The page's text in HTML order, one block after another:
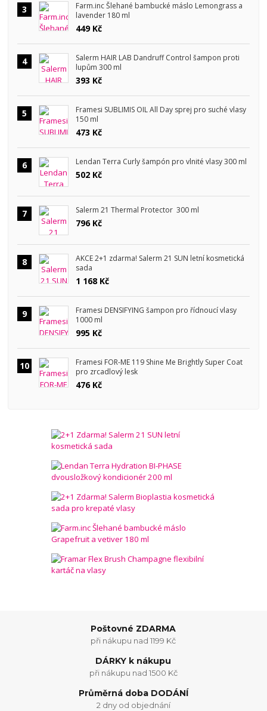
3
Farm.inc Šlehané bambucké máslo Lemongrass a
lavender 180 ml
449 Kč
4
Salerm HAIR LAB Dandruff Control šampon proti
lupům 300 ml
393 Kč
5
Framesi SUBLIMIS OIL All Day sprej pro suché vlasy
150 ml
473 Kč
6 Lendan Terra Curly šampón pro vlnité vlasy 300 ml
502 Kč
7 Salerm 21 Thermal Protector 300 ml
796 Kč
8
AKCE 2+1 zdarma! Salerm 21 SUN letní kosmetická
sada
1 168 Kč
9
Framesi DENSIFYING šampon pro řídnoucí vlasy
1000 ml
995 Kč
10
Framesi FOR-ME 119 Shine Me Brightly Super Coat
pro zrcadlový lesk
476 Kč
Poštovné ZDARMA
při nákupu nad 1199 Kč
DÁRKY k nákupu
při nákupu nad 1500 Kč
Průměrná doba DODÁNÍ
2 dny od objednání